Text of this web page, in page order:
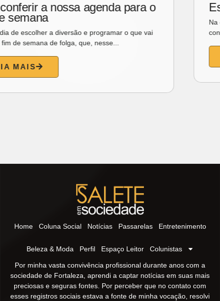
O brilho da elegância consciente
ganha protagonismo na Seleção da
Semana de Sandra Pinheiro em
Moissanite.
luminosidade extraordinária da moissanite ao design...
Home Coluna Social Notícias Passarelas Entretenimento
Beleza & Moda Perfil Espaço Leitor Colunistas
Por minha vasta convivência profissional durante anos com a
sociedade de Fortaleza, aprendi a captar notícias em suas mais
preciosas e seguras fontes. Por perceber que no contato com
esses registros sociais estava a fonte de minha vocação, resolvi